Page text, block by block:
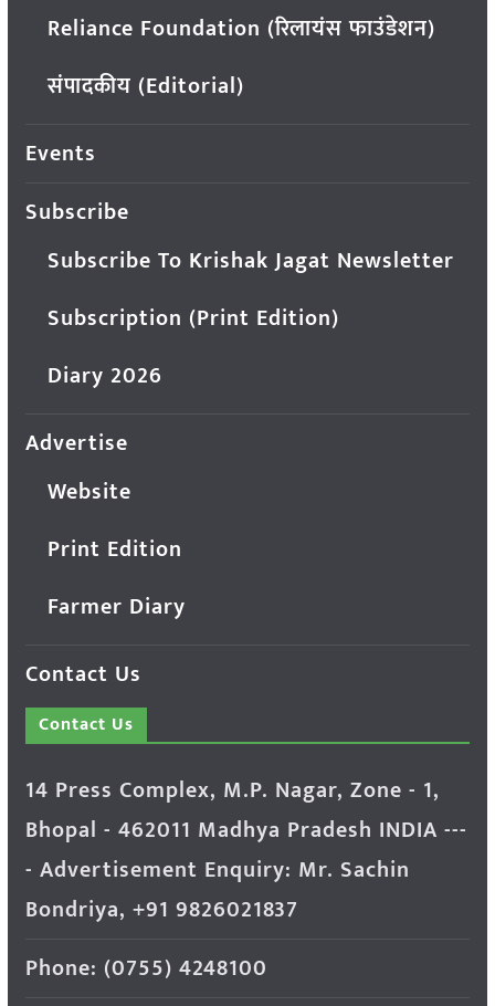
Reliance Foundation (रिलायंस फाउंडेशन)
संपादकीय (Editorial)
Events
Subscribe
Subscribe To Krishak Jagat Newsletter
Subscription (Print Edition)
Diary 2026
Advertise
Website
Print Edition
Farmer Diary
Contact Us
Contact Us
14 Press Complex, M.P. Nagar, Zone - 1,
Bhopal - 462011 Madhya Pradesh INDIA ---
- Advertisement Enquiry: Mr. Sachin
Bondriya, +91 9826021837
Phone: (0755) 4248100